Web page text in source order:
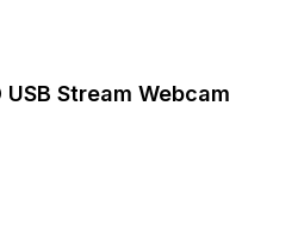
USB Stream Webcam